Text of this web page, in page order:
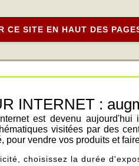
CE SITE EN HAUT DES
INTERNET :
est devenu
visitées par des
pour vendre vos produits et
choisissez la durée